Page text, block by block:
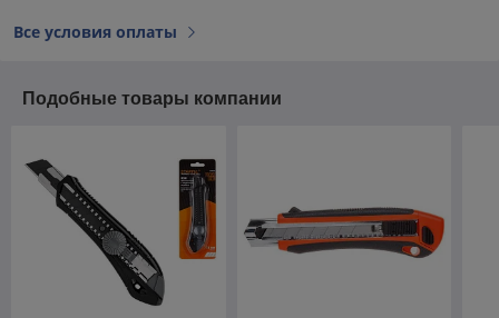
Все условия оплаты
Подобные товары компании